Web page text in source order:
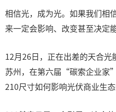
相信光，成为光。如果我们相
来一定会影响、改变甚至决定
12月26日，正在出差的天合
苏州，在第六届“碳索企业家
210尺寸如何影响光伏商业生态